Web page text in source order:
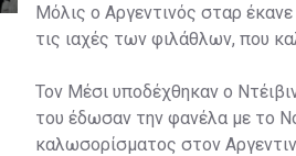
Μόλις ο Αργεντινός σταρ
τις ιαχές των φιλάθλων, που
Τον Μέσι υποδέχθηκαν ο
του έδωσαν την φανέλα με το
καλωσορίσματος στον